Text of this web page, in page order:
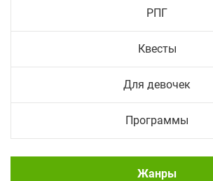
РПГ
Квесты
Для девочек
Программы
Жанры